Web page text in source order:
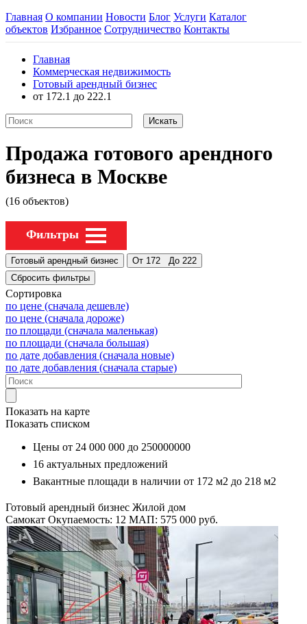
Главная О компании Новости Блог Услуги Каталог
объектов Избранное Сотрудничество Контакты
Главная
Коммерческая недвижимость
Готовый арендный бизнес
от 172.1 до 222.1
Продажа готового арендного
бизнеса в Москве
(16 объектов)
Фильтры
Сортировка
по цене (сначала дешевле)
по цене (сначала дороже)
по площади (сначала маленькая)
по площади (сначала большая)
по дате добавления (сначала новые)
по дате добавления (сначала старые)
Показать на карте
Показать списком
Цены от 24 000 000 до 250000000
16 актуальных предложений
Вакантные площади в наличии от 172 м2 до 218 м2
Готовый арендный бизнес Жилой дом
Самокат Окупаемость: 12 МАП: 575 000 руб.